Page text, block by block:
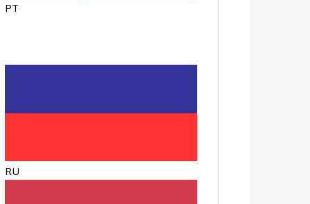
PT
RU